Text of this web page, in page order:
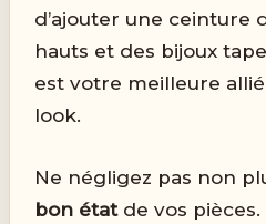
d’ajouter une ceinture
hauts et des bijoux
est votre meilleure
look.
Ne négligez pas non
bon étatde vos pièces.